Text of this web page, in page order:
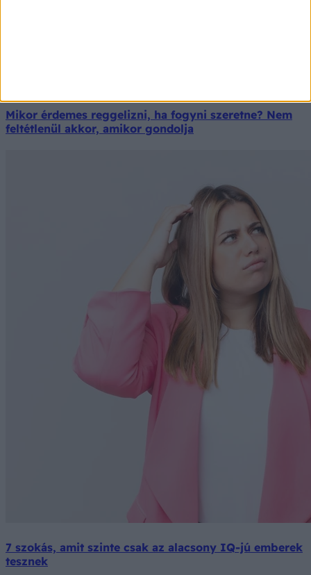
Mikor érdemes reggelizni, ha fogyni szeretne? Nem
feltétlenül akkor, amikor gondolja
7 szokás, amit szinte csak az alacsony IQ-jú emberek
tesznek